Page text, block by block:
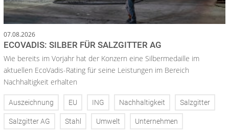
07.08.2026
ECOVADIS: SILBER FÜR SALZGITTER AG
Wie bereits im Vorjahr hat der Konzern eine Silbermedaille im
aktuellen EcoVadis-Rating für seine Leistungen im Bereich
Nachhaltigkeit erhalten
Auszeichnung EU ING Nachhaltigkeit Salzgitter
Salzgitter AG Stahl Umwelt Unternehmen